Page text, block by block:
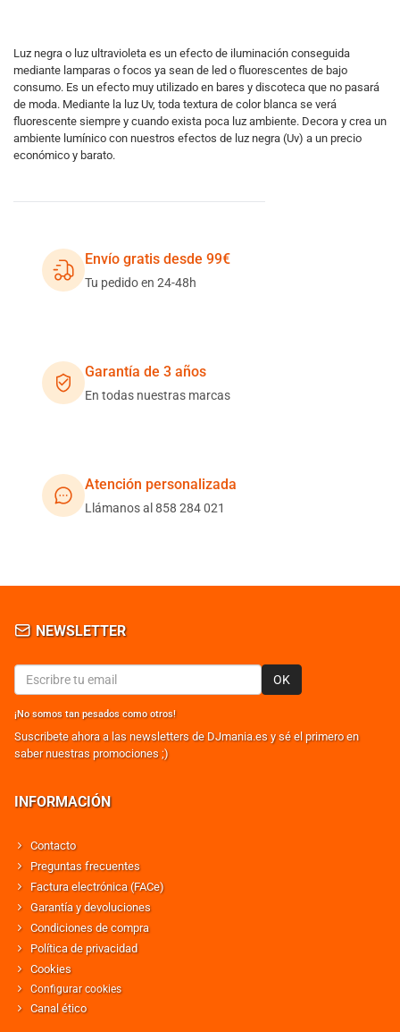
Luz negra o luz ultravioleta es un efecto de iluminación conseguida
mediante lamparas o focos ya sean de led o fluorescentes de bajo
consumo. Es un efecto muy utilizado en bares y discoteca que no pasará
de moda. Mediante la luz Uv, toda textura de color blanca se verá
fluorescente siempre y cuando exista poca luz ambiente. Decora y crea un
ambiente lumínico con nuestros efectos de luz negra (Uv) a un precio
económico y barato.
Envío gratis desde 99€
Tu pedido en 24-48h
Garantía de 3 años
En todas nuestras marcas
Atención personalizada
Llámanos al 858 284 021
NEWSLETTER
OK
¡No somos tan pesados como otros!
Suscribete ahora a las newsletters de DJmania.es y sé el primero en
saber nuestras promociones ;)
INFORMACIÓN
Contacto
Preguntas frecuentes
Factura electrónica (FACe)
Garantía y devoluciones
Condiciones de compra
Política de privacidad
Cookies
Configurar cookies
Canal ético